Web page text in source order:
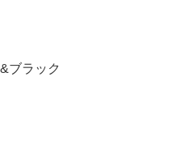
ブラック